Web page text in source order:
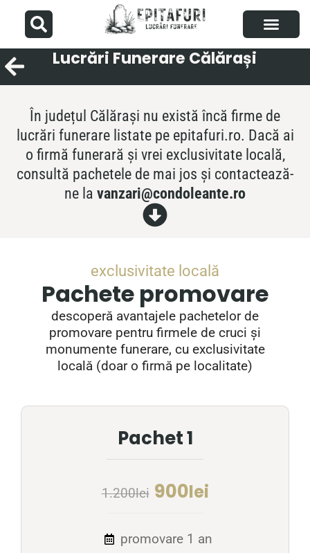
Lucrări Funerare Călărași
În județul Călărași nu există încă firme de
lucrări funerare listate pe epitafuri.ro. Dacă ai
o firmă funerară și vrei exclusivitate locală,
consultă pachetele de mai jos și contactează-
ne la vanzari@condoleante.ro
exclusivitate locală
Pachete promovare
descoperă avantajele pachetelor de
promovare pentru firmele de cruci și
monumente funerare, cu exclusivitate
locală (doar o firmă pe localitate)
Pachet 1
1.200lei 900lei
promovare 1 an